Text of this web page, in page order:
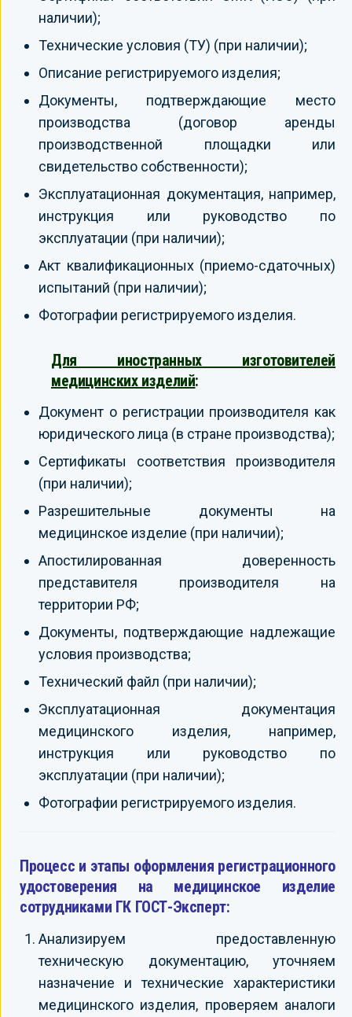
наличии);
Технические условия (ТУ) (при наличии);
Описание регистрируемого изделия;
Документы, подтверждающие место
производства (договор аренды
производственной площадки или
свидетельство собственности);
Эксплуатационная документация, например,
инструкция или руководство по
эксплуатации (при наличии);
Акт квалификационных (приемо-сдаточных)
испытаний (при наличии);
Фотографии регистрируемого изделия.
Для иностранных изготовителей
медицинских изделий:
Документ о регистрации производителя как
юридического лица (в стране производства);
Сертификаты соответствия производителя
(при наличии);
Разрешительные документы на
медицинское изделие (при наличии);
Апостилированная доверенность
представителя производителя на
территории РФ;
Документы, подтверждающие надлежащие
условия производства;
Технический файл (при наличии);
Эксплуатационная документация
медицинского изделия, например,
инструкция или руководство по
эксплуатации (при наличии);
Фотографии регистрируемого изделия.
Процесс и этапы оформления регистрационного
удостоверения на медицинское изделие
сотрудниками ГК ГОСТ-Эксперт:
Анализируем предоставленную
техническую документацию, уточняем
назначение и технические характеристики
медицинского изделия, проверяем аналоги